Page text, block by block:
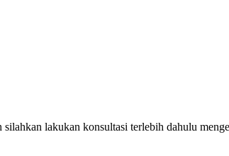
silahkan lakukan konsultasi terlebih dahulu